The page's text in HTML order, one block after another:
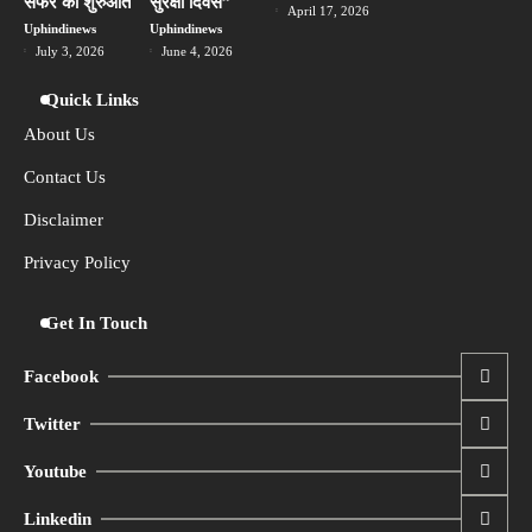
अलर्ट जारी
Uphindinews
Uphindinews
July 3, 2026
Uphindinews
June 4, 2026
April 17, 2026
Quick Links
About Us
Contact Us
Disclaimer
Privacy Policy
Get In Touch
Facebook
Twitter
Youtube
Linkedin